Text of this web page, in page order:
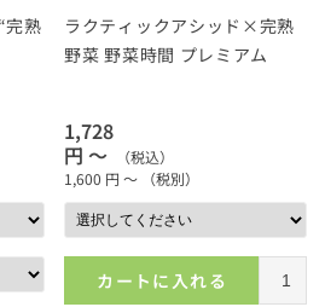
完熟
ラクティックアシッド×完熟
野菜 野菜時間 プレミアム
1,728
円 ～
（税込）
1,600 円 ～ （税別）
カートに入れる